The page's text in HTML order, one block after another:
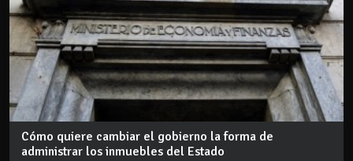
Cómo quiere cambiar el gobierno la forma de
administrar los inmuebles del Estado